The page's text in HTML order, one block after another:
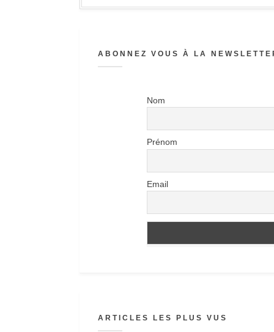
ABONNEZ VOUS À LA
Nom
Prénom
Email
ARTICLES LES PLUS VUS